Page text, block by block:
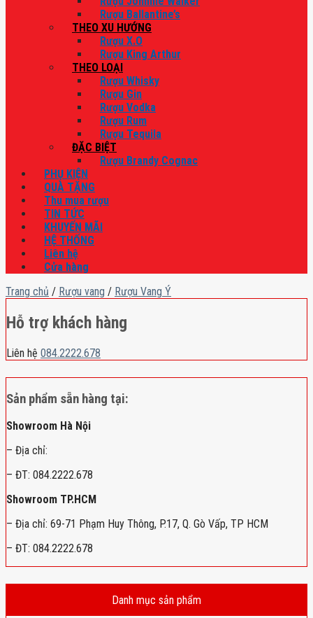
Rượu Ballantine’s
THEO XU HƯỚNG
Rượu X.O
Rượu King Arthur
THEO LOẠI
Rượu Whisky
Rượu Gin
Rượu Vodka
Rượu Rum
Rượu Tequila
ĐẶC BIỆT
Rượu Brandy Cognac
PHỤ KIỆN
QUÀ TẶNG
Thu mua rượu
TIN TỨC
KHUYẾN MÃI
HỆ THỐNG
Liên hệ
Cửa hàng
Trang chủ / Rượu vang / Rượu Vang Ý
Hỗ trợ khách hàng
Liên hệ 084.2222.678
Sản phẩm sẵn hàng tại:
Showroom Hà Nội
– Địa chỉ:
– ĐT: 084.2222.678
Showroom TP.HCM
– Địa chỉ: 69-71 Phạm Huy Thông, P.17, Q. Gò Vấp, TP HCM
– ĐT: 084.2222.678
Danh mục sản phẩm